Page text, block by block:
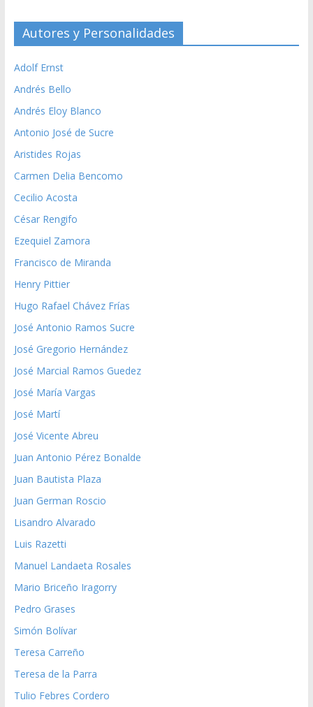
Autores y Personalidades
Adolf Ernst
Andrés Bello
Andrés Eloy Blanco
Antonio José de Sucre
Aristides Rojas
Carmen Delia Bencomo
Cecilio Acosta
César Rengifo
Ezequiel Zamora
Francisco de Miranda
Henry Pittier
Hugo Rafael Chávez Frías
José Antonio Ramos Sucre
José Gregorio Hernández
José Marcial Ramos Guedez
José María Vargas
José Martí
José Vicente Abreu
Juan Antonio Pérez Bonalde
Juan Bautista Plaza
Juan German Roscio
Lisandro Alvarado
Luis Razetti
Manuel Landaeta Rosales
Mario Briceño Iragorry
Pedro Grases
Simón Bolívar
Teresa Carreño
Teresa de la Parra
Tulio Febres Cordero